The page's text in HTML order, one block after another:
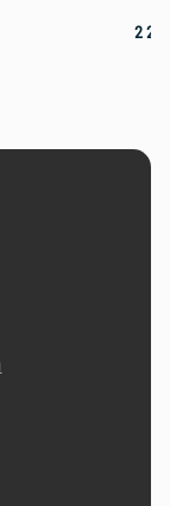
2 290